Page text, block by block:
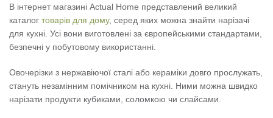
В інтернет магазині Actual Home представлений великий
каталог товарів для дому, серед яких можна знайти нарізачі
для кухні. Усі вони виготовлені за європейськими стандартами,
безпечні у побутовому використанні.
Овочерізки з нержавіючої сталі або кераміки довго прослужать,
стануть незамінним помічником на кухні. Ними можна швидко
нарізати продукти кубиками, соломкою чи слайсами.